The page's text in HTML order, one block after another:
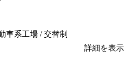
車系工場 / 交替制
詳細を表示